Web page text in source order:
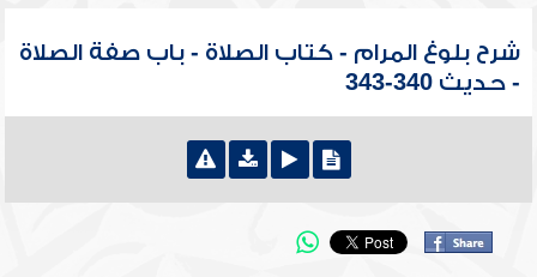
شرح بلوغ المرام - كتاب الصلاة - باب صفة الصلاة
- حديث 340-343